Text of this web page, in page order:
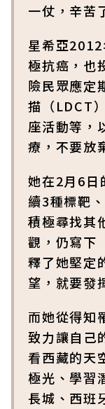
一仗，辛苦
星希亞
極抗癌，也
險民眾應定
描（LDCT
座活動等，
療，不要放
她在2月6日
續3種標靶
積極尋找其
觀，仍寫下
釋了她堅
望，就要發
而她從得知
致力讓自己
看西藏的天
極光、學習
長城、西班